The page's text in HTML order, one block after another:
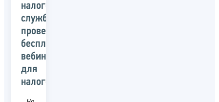
налоговой
службы
проведут
бесплатный
вебинар
для
налогоплательщиков